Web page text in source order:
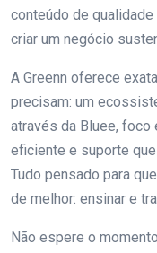
conteúdo de
criar um negócio
A Greenn oferece
precisam: um
através da Bluee, foco
eficiente e suporte
Tudo pensado para
de melhor: ensinar e
Não espere o